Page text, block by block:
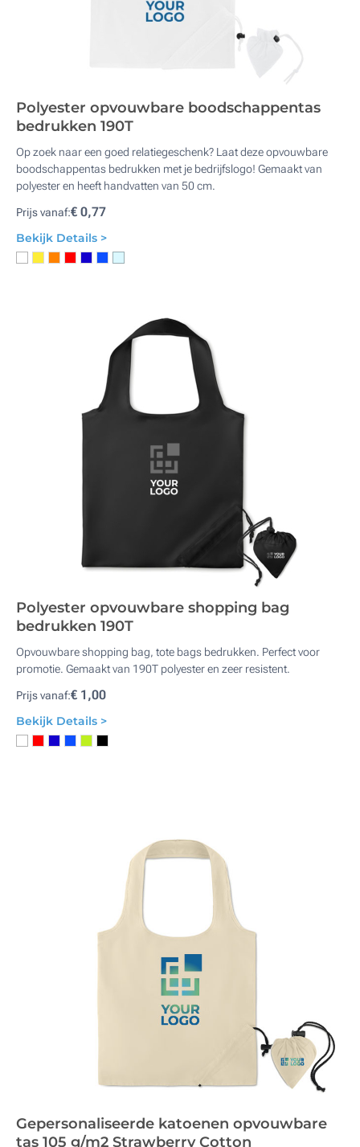
Polyester opvouwbare boodschappentas
bedrukken 190T
Op zoek naar een goed relatiegeschenk? Laat deze opvouwbare
boodschappentas bedrukken met je bedrijfslogo! Gemaakt van
polyester en heeft handvatten van 50 cm.
Prijs vanaf:€ 0,77
Bekijk Details >
Polyester opvouwbare shopping bag
bedrukken 190T
Opvouwbare shopping bag, tote bags bedrukken. Perfect voor
promotie. Gemaakt van 190T polyester en zeer resistent.
Prijs vanaf:€ 1,00
Bekijk Details >
Gepersonaliseerde katoenen opvouwbare
tas 105 g/m2 Strawberry Cotton